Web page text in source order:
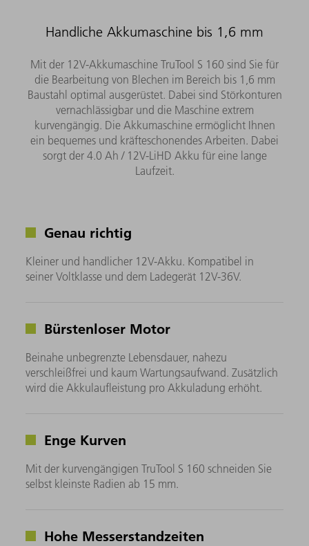
Handliche Akkumaschine bis 1,6 mm
Mit der 12V-Akkumaschine TruTool S 160 sind Sie für
die Bearbeitung von Blechen im Bereich bis 1,6 mm
Baustahl optimal ausgerüstet. Dabei sind Störkonturen
vernachlässigbar und die Maschine extrem
kurvengängig. Die Akkumaschine ermöglicht Ihnen
ein bequemes und kräfteschonendes Arbeiten. Dabei
sorgt der 4.0 Ah / 12V-LiHD Akku für eine lange
Laufzeit.
Genau richtig
Kleiner und handlicher 12V-Akku. Kompatibel in
seiner Voltklasse und dem Ladegerät 12V-36V.
Bürstenloser Motor
Beinahe unbegrenzte Lebensdauer, nahezu
verschleißfrei und kaum Wartungsaufwand. Zusätzlich
wird die Akkulaufleistung pro Akkuladung erhöht.
Enge Kurven
Mit der kurvengängigen TruTool S 160 schneiden Sie
selbst kleinste Radien ab 15 mm.
Hohe Messerstandzeiten